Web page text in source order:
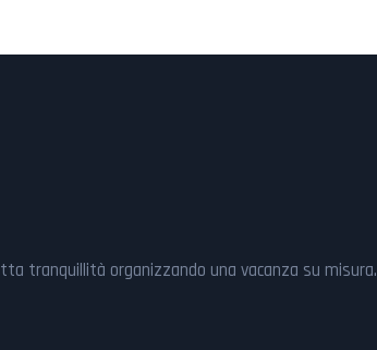
tranquillità organizzando una vacanza su misura.